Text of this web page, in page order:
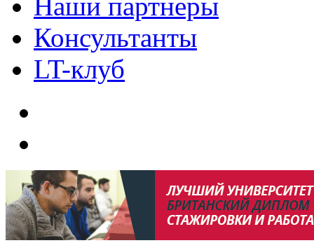
Консультанты
LT-клуб